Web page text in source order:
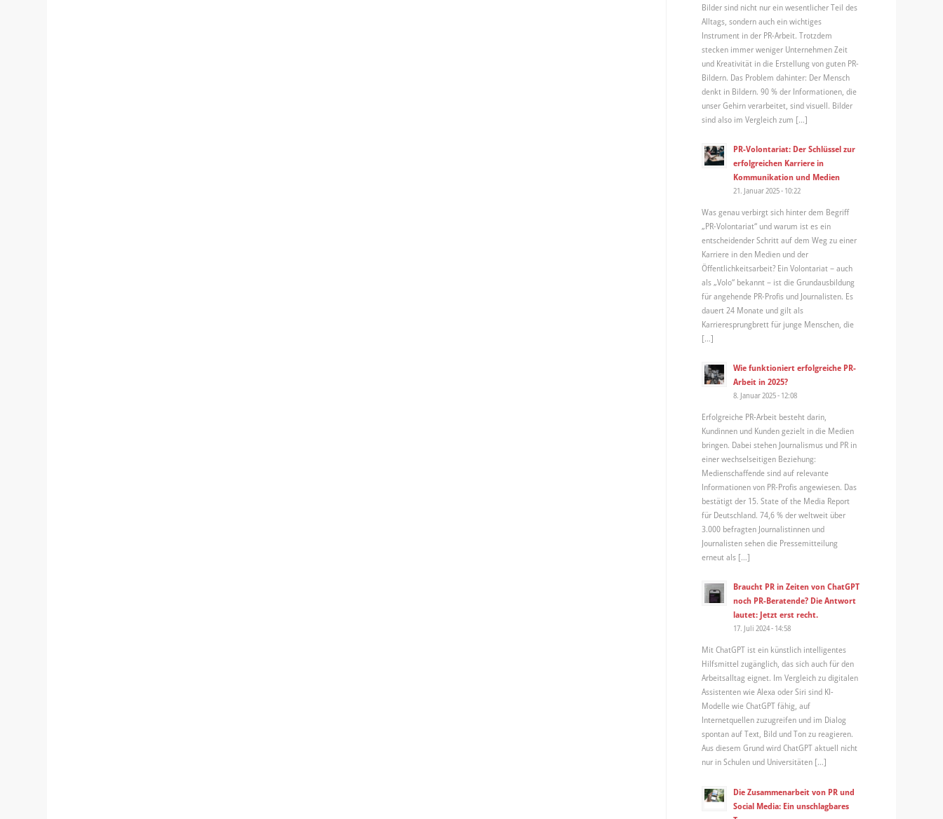
Bilder sind nicht nur ein wesentlicher Teil des
Alltags, sondern auch ein wichtiges
Instrument in der PR-Arbeit. Trotzdem
stecken immer weniger Unternehmen Zeit
und Kreativität in die Erstellung von guten PR-
Bildern. Das Problem dahinter: Der Mensch
denkt in Bildern. 90 % der Informationen, die
unser Gehirn verarbeitet, sind visuell. Bilder
sind also im Vergleich zum […]
PR-Volontariat: Der Schlüssel zur
erfolgreichen Karriere in
Kommunikation und Medien
21. Januar 2025 - 10:22
Was genau verbirgt sich hinter dem Begriff
„PR-Volontariat“ und warum ist es ein
entscheidender Schritt auf dem Weg zu einer
Karriere in den Medien und der
Öffentlichkeitsarbeit? Ein Volontariat – auch
als „Volo“ bekannt – ist die Grundausbildung
für angehende PR-Profis und Journalisten. Es
dauert 24 Monate und gilt als
Karrieresprungbrett für junge Menschen, die
[…]
Wie funktioniert erfolgreiche PR-
Arbeit in 2025?
8. Januar 2025 - 12:08
Erfolgreiche PR-Arbeit besteht darin,
Kundinnen und Kunden gezielt in die Medien
bringen. Dabei stehen Journalismus und PR in
einer wechselseitigen Beziehung:
Medienschaffende sind auf relevante
Informationen von PR-Profis angewiesen. Das
bestätigt der 15. State of the Media Report
für Deutschland. 74,6 % der weltweit über
3.000 befragten Journalistinnen und
Journalisten sehen die Pressemitteilung
erneut als […]
Braucht PR in Zeiten von ChatGPT
noch PR-Beratende? Die Antwort
lautet: Jetzt erst recht.
17. Juli 2024 - 14:58
Mit ChatGPT ist ein künstlich intelligentes
Hilfsmittel zugänglich, das sich auch für den
Arbeitsalltag eignet. Im Vergleich zu digitalen
Assistenten wie Alexa oder Siri sind KI-
Modelle wie ChatGPT fähig, auf
Internetquellen zuzugreifen und im Dialog
spontan auf Text, Bild und Ton zu reagieren.
Aus diesem Grund wird ChatGPT aktuell nicht
nur in Schulen und Universitäten […]
Die Zusammenarbeit von PR und
Social Media: Ein unschlagbares